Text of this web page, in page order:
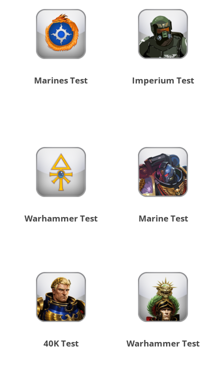
Marines Test Imperium Test
Warhammer Test Marine Test
40K Test Warhammer Test